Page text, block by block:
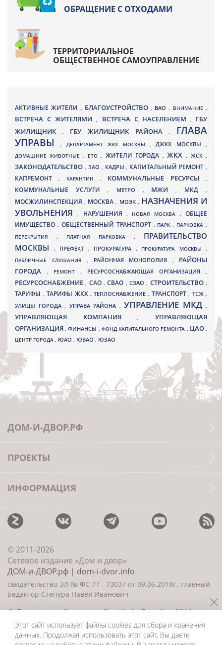
ОБРАЩЕНИЕ С ОТХОДАМИ
ТЕРРИТОРИАЛЬНОЕ
ОБЩЕСТВЕННОЕ САМОУПРАВЛЕНИЕ
АКТИВНЫЕ ЖИТЕЛИ , БЛАГОУСТРОЙСТВО , ВАО , ВНИМАНИЕ ,
ВСТРЕЧА С ЖИТЕЛЯМИ, ВСТРЕЧА С НАСЕЛЕНИЕМ , ГБУ
ЖИЛИЩНИК
, ГБУ ЖИЛИЩНИК РАЙОНА, ГЛАВА
УПРАВЫ, ДЕПАРТАМЕНТ ЖКХ МОСКВЫ ,ДЖКХ МОСКВЫ ,
ДОМАШНИЕ ЖИВОТНЫЕ , ЕТО, ЖИТЕЛИ ГОРОДА , ЖКХ, ЖСК,
ЗАКОНОДАТЕЛЬСТВО , ЗАО , КАДРЫ, КАПИТАЛЬНЫЙ РЕМОНТ ,
КАПРЕМОНТ , КАРАНТИН , КОММУНАЛЬНЫЕ РЕСУРСЫ,
КОММУНАЛЬНЫЕ УСЛУГИ , МЕТРО , МЖИ, МКД ,
МОСЖИЛИНСПЕКЦИЯ, МОСКВА , МОЭК , НАЗНАЧЕНИЯ И
УВОЛЬНЕНИЯ, НАРУШЕНИЯ , НОВАЯ МОСКВА ,ОБЩЕЕ
ИМУЩЕСТВО , ОБЩЕСТВЕННЫЙ ТРАНСПОРТ , ПАРК, ПАРКОВКА ,
ПЕРЕКРЫТИЯ , ПЛАТНАЯ ПАРКОВКА , ПРАВИТЕЛЬСТВО
МОСКВЫ
, ПРЕФЕКТ , ПРОКУРАТУРА , ПРОКУРАТУРА МОСКВЫ ,
ПУБЛИЧНЫЕ СЛУШАНИЯ , РАЙОННАЯ МОНОПОЛИЯ , РАЙОНЫ
ГОРОДА
, РЕМОНТ , РЕСУРСОСНАБЖАЮЩАЯ ОРГАНИЗАЦИЯ ,
РЕСУРСОСНАБЖЕНИЕ, САО,СВАО ,СЗАО, СТРОИТЕЛЬСТВО,
ТАРИФЫ , ТАРИФЫ ЖКХ , ТЕПЛОСНАБЖЕНИЕ , ТРАНСПОРТ , ТСЖ ,
УЛИЦЫ ГОРОДА , УПРАВА РАЙОНА , УПРАВЛЕНИЕ МКД ,
УПРАВЛЯЮЩАЯ КОМПАНИЯ,УПРАВЛЯЮЩАЯ
ОРГАНИЗАЦИЯ,ФИНАНСЫ , ФОНД КАПИТАЛЬНОГО РЕМОНТА , ЦАО,
ЦЕНТР ГОРОДА , ЮАО , ЮВАО , ЮЗАО
ДОМ-И-ДВОР.РФ
ПРОЕКТЫ
ИНФОРМАЦИЯ
© 2011-2026
Сетевое издание «Дом и двор»
ДОМ-и-ДВОР.рф | dom-i-dvor.info
свидетельство ЭЛ № ФС 77 - 73037 от 09.06.2018г., главный
редактор Степура Павел Иванович
©Создание сайта и дизайн«ИнфоДизайн» 2011—
2026
Этот сайт использует файлы cookies для сбора и хранения
данных. Продолжая использовать этот сайт, Вы даете